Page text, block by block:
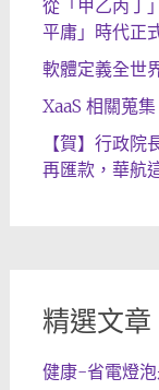
從「甲乙丙丁
平庸」時代正
軟體定義全世
XaaS 相關蒐集
【賀】行政
再匯款，華航
精選文章
健康-省電燈